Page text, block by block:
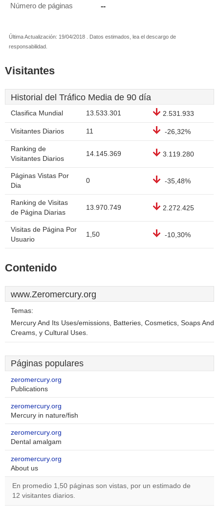
Número de páginas --
Última Actualización: 19/04/2018 . Datos estimados, lea el descargo de
responsabilidad.
Visitantes
Historial del Tráfico Media de 90 día
Clasifica Mundial 13.533.301 2.531.933
Visitantes Diarios 11 -26,32%
Ranking de
Visitantes Diarios
14.145.369 3.119.280
Páginas Vistas Por
Dia
0 -35,48%
Ranking de Visitas
de Página Diarias
13.970.749 2.272.425
Visitas de Página Por
Usuario
1,50 -10,30%
Contenido
www.Zeromercury.org
Temas:
Mercury And Its Uses/emissions, Batteries, Cosmetics, Soaps And
Creams, y Cultural Uses.
Páginas populares
zeromercury.org
Publications
zeromercury.org
Mercury in nature/fish
zeromercury.org
Dental amalgam
zeromercury.org
About us
En promedio 1,50 páginas son vistas, por un estimado de
12 visitantes diarios.